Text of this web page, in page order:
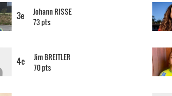
3e Johann RISSE
73 pts
4e Jim BREITLER
70 pts